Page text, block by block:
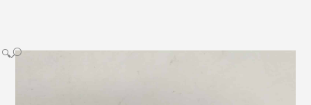
🔍